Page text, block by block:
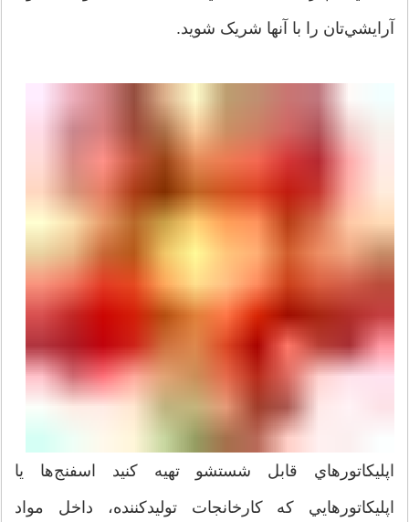
آرايشي‌تان را با آنها شريک شويد.
اپليکاتورهاي قابل شستشو تهيه کنيد اسفنج‌ها يا
اپليکاتورهايي که کارخانجات توليدکننده، داخل مواد